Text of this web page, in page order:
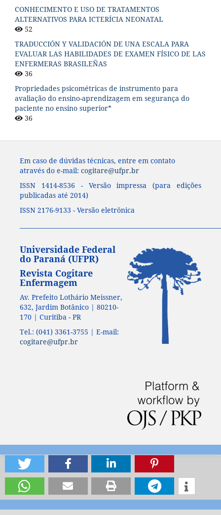
CONHECIMENTO E USO DE TRATAMENTOS
ALTERNATIVOS PARA ICTERÍCIA NEONATAL
52
TRADUCCIÓN Y VALIDACIÓN DE UNA ESCALA PARA
EVALUAR LAS HABILIDADES DE EXAMEN FÍSICO DE LAS
ENFERMERAS BRASILEÑAS
36
Propriedades psicométricas de instrumento para
avaliação do ensino-aprendizagem em segurança do
paciente no ensino superior*
36
Em caso de dúvidas técnicas, entre em contato
através do e-mail: cogitare@ufpr.br
ISSN 1414-8536 - Versão impressa (para edições
publicadas até 2014)
ISSN 2176-9133 - Versão eletrônica
Universidade Federal
do Paraná (UFPR)
Revista Cogitare
Enfermagem
Av. Prefeito Lothário Meissner,
632, Jardim Botânico | 80210-
170 | Curitiba - PR
Tel.: (041) 3361-3755 | E-mail:
cogitare@ufpr.br